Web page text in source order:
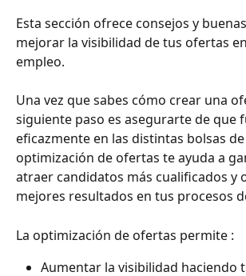
Esta sección ofrece consejos y
mejorar la visibilidad de tus ofertas
empleo.
Una vez que sabes cómo crear una
siguiente paso es asegurarte de que
eficazmente en las distintas bolsas
optimización de ofertas te ayuda a
atraer candidatos más cualificados y
mejores resultados en tus procesos
La optimización de ofertas permite :
Aumentar la visibilidad haciendo